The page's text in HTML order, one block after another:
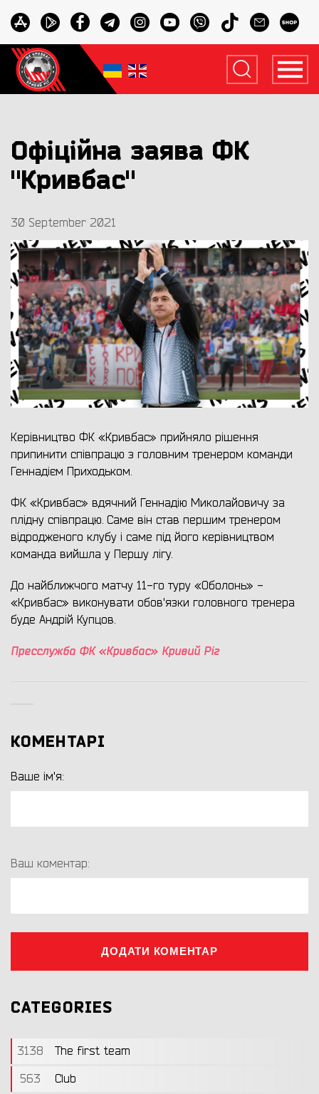
Офіційна заява ФК
"Кривбас"
30 September 2021
Керівництво ФК «Кривбас» прийняло рішення
припинити співпрацю з головним тренером команди
Геннадієм Приходьком.
ФК «Кривбас» вдячний Геннадію Миколайовичу за
плідну співпрацю. Саме він став першим тренером
відродженого клубу і саме під його керівництвом
команда вийшла у Першу лігу.
До найближчого матчу 11-го туру «Оболонь» -
«Кривбас» виконувати обов'язки головного тренера
буде Андрій Купцов.
Пресслужба ФК «Кривбас» Кривий Ріг
КОМЕНТАРІ
Ваше ім'я:
Ваш коментар:
ДОДАТИ КОМЕНТАР
CATEGORIES
3138
The first team
563
Club